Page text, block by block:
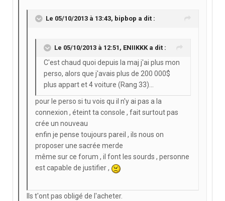
Le 05/10/2013 à 13:43, bipbop a dit :
Le 05/10/2013 à 12:51, ENIIKKK a dit :
C'est chaud quoi depuis la maj j'ai plus mon
perso, alors que j'avais plus de 200 000$
plus appart et 4 voiture (Rang 33)...
pour le perso si tu vois qu il n'y ai pas a la
connexion , éteint ta console , fait surtout pas
crée un nouveau
enfin je pense toujours pareil , ils nous on
proposer une sacrée merde
même sur ce forum , il font les sourds , personne
est capable de justifier ,
Ils t'ont pas obligé de l'acheter.